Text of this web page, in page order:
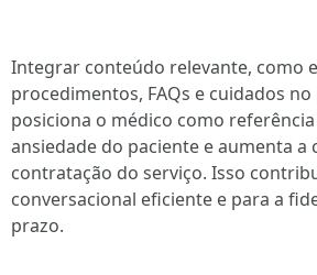
Integrar conteúdo relevante, como
procedimentos, FAQs e cuidados
posiciona o médico como
ansiedade do paciente e aumenta a
contratação do serviço. Isso
conversacional eficiente e para a
prazo.